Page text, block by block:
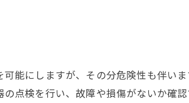
能にしますが、その分危険性も伴い
点検を行い、故障や損傷がないか確認